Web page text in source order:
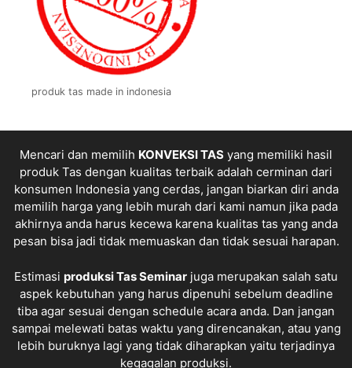
produk tas made in indonesia
Mencari dan memilih KONVEKSI TAS yang memiliki hasil
produk Tas dengan kualitas terbaik adalah cerminan dari
konsumen Indonesia yang cerdas, jangan biarkan diri anda
memilih harga yang lebih murah dari kami namun jika pada
akhirnya anda harus kecewa karena kualitas tas yang anda
pesan bisa jadi tidak memuaskan dan tidak sesuai harapan.
Estimasi produksiTas Seminar juga merupakan salah satu
aspek kebutuhan yang harus dipenuhi sebelum deadline
tiba agar sesuai dengan schedule acara anda. Dan jangan
sampai melewati batas waktu yang direncanakan, atau yang
lebih buruknya lagi yang tidak diharapkan yaitu terjadinya
kegagalan produksi.